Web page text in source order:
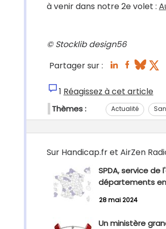
à venir dans notre 2e volet :
© Stocklib design56
Partager sur :
1 Réagissez à cet article
Thèmes : Actualité
Sur Handicap.fr et AirZen
SPDA, service de
départements
28 mai 2024
Un ministère